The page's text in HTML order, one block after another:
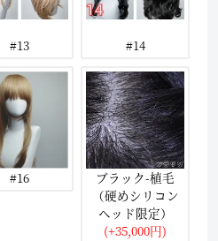
#13 #14
#16
ブラック-植毛
（硬めシリコン
ヘッド限定）
(+35,000円)